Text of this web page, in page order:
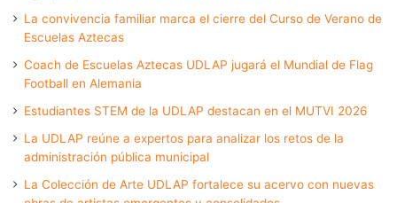
La convivencia familiar marca el cierre del Curso de Verano de
Escuelas Aztecas
Coach de Escuelas Aztecas UDLAP jugará el Mundial de Flag
Football en Alemania
Estudiantes STEM de la UDLAP destacan en el MUTVI 2026
La UDLAP reúne a expertos para analizar los retos de la
administración pública municipal
La Colección de Arte UDLAP fortalece su acervo con nuevas